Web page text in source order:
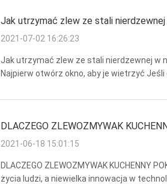
Jak utrzymać zlew ze stali
2021-07-02 16:26:23
Jak utrzymać zlew ze stali nierdzewnej w
Najpierw otwórz okno, aby je wietrzyć
DLACZEGO ZLEWOZMYWAK
2021-06-18 15:01:15
DLACZEGO ZLEWOZMYWAK
życia ludzi, a niewielka innowacja w